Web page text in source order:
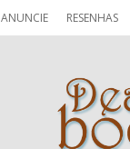
ANUNCIE RESENHAS